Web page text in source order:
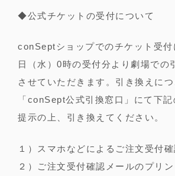
◆公式チケットの受付について
conSeptショップでのチケット受
日（水）0時の受付分より劇場での
させていただきます。引き換えに
「conSept公式引換窓口」にて下
提示の上、引き換えてください。
１）スマホなどによるご注文受付
２）ご注文受付確認メールのプリン